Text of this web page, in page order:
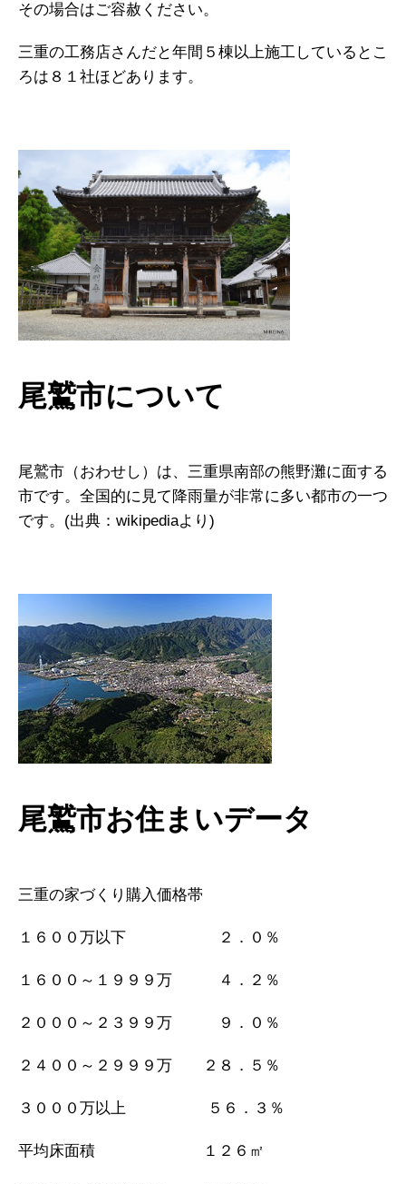
その場合はご容赦ください。
三重の工務店さんだと年間５棟以上施工しているとこ
ろは８１社ほどあります。
尾鷲市について
尾鷲市（おわせし）は、三重県南部の熊野灘に面する
市です。全国的に見て降雨量が非常に多い都市の一つ
です。(出典：wikipediaより)
尾鷲市お住まいデータ
三重の家づくり購入価格帯
１６００万以下 ２．０％
１６００～１９９９万 ４．２％
２０００～２３９９万 ９．０％
２４００～２９９９万 ２８．５％
３０００万以上 ５６．３％
平均床面積 １２６㎡